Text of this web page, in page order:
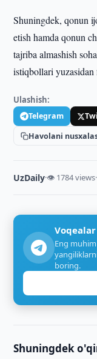
Shuningdek, qonun
etish hamda qonun
tajriba almashish
istiqbollari
Ulashish:
Telegram
Havolani
UzDaily·👁 1784 views·
Eng
boring.
Shuningdek